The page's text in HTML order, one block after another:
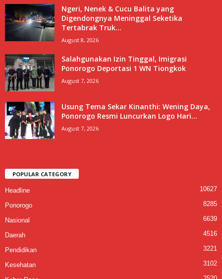
Ngeri, Nenek & Cucu Balita yang
Digendongnya Meninggal Seketika
Tertabrak Truk...
August 8, 2026
Salahgunakan Izin Tinggal, Imigrasi
Ponorogo Deportasi 1 WN Tiongkok
August 7, 2026
Usung Tema Sekar Kinanthi: Wening Daya,
Ponorogo Resmi Luncurkan Logo Hari...
August 7, 2026
POPULAR CATEGORY
Headline 10627
Ponorogo 8285
Nasional 6639
Daerah 4516
Pendidikan 3221
Kesehatan 3102